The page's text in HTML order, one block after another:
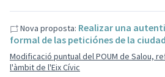
Nova proposta: Realizar una
formal de las peticiónes de la
Modificació puntual del POUM de Salou,
l'àmbit de l'Eix Cívic